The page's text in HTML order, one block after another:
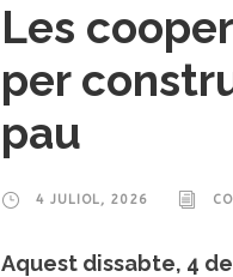
Les
per
pau
4 JULIOL, 2026
Aquest dissabte, 4